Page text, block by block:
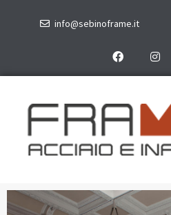
info@sebinoframe.it